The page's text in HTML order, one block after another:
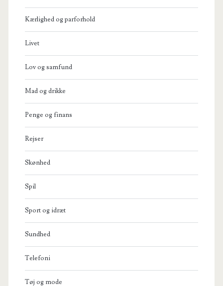
Kærlighed og parforhold
Livet
Lov og samfund
Mad og drikke
Penge og finans
Rejser
Skønhed
Spil
Sport og idræt
Sundhed
Telefoni
Tøj og mode